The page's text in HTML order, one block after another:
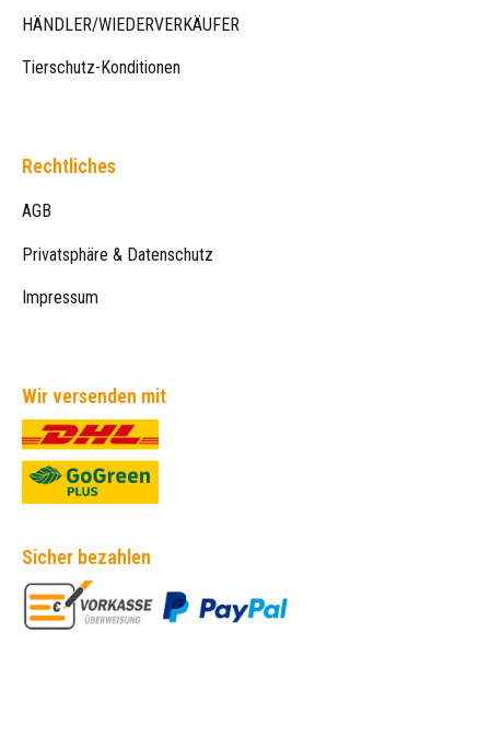
HÄNDLER/WIEDERVERKÄUFER
Tierschutz-Konditionen
Rechtliches
AGB
Privatsphäre & Datenschutz
Impressum
Wir versenden mit
Sicher bezahlen